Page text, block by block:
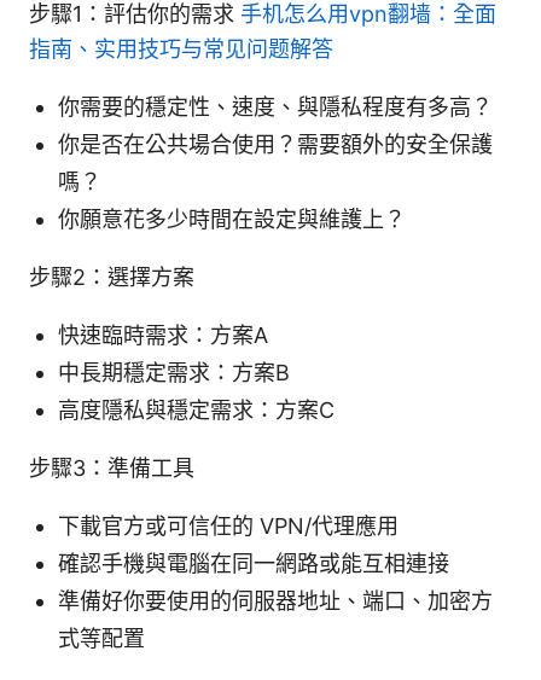
步驟1：評估你的需求 手机怎么用vpn翻墙：全面
指南、实用技巧与常见问题解答
你需要的穩定性、速度、與隱私程度有多高？
你是否在公共場合使用？需要額外的安全保護
嗎？
你願意花多少時間在設定與維護上？
步驟2：選擇方案
快速臨時需求：方案A
中長期穩定需求：方案B
高度隱私與穩定需求：方案C
步驟3：準備工具
下載官方或可信任的 VPN/代理應用
確認手機與電腦在同一網路或能互相連接
準備好你要使用的伺服器地址、端口、加密方
式等配置